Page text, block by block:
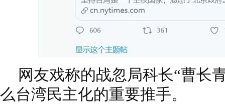
网友戏称的战忽局科长“曹长
么台湾民主化的重要推手。